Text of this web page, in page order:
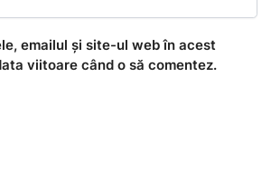
emailul și site-ul web în acest
viitoare când o să comentez.